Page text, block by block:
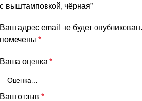
с выштамповкой, чёрная”
Ваш адрес email не будет опубликован.
помечены *
Ваша оценка *
Ваш отзыв *